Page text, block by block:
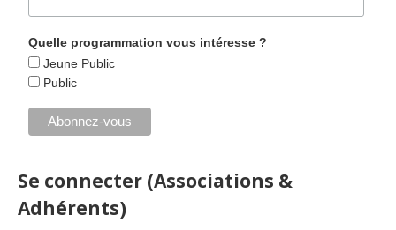
Quelle programmation vous intéresse ?
Jeune Public
Public
Se connecter (Associations &
Adhérents)